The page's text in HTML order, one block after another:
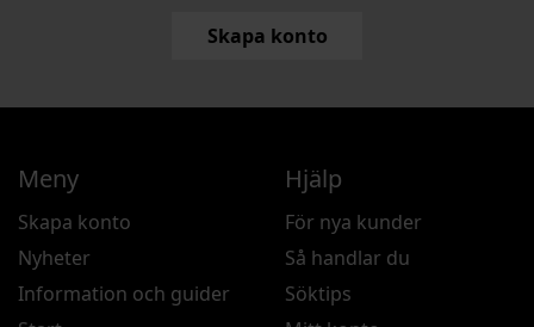
Skapa konto
Meny
Skapa konto
Nyheter
Information och guider
Hjälp
För nya kunder
Så handlar du
Söktips